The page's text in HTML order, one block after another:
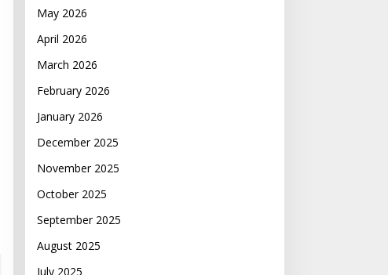
May 2026
April 2026
March 2026
February 2026
January 2026
December 2025
November 2025
October 2025
September 2025
August 2025
July 2025